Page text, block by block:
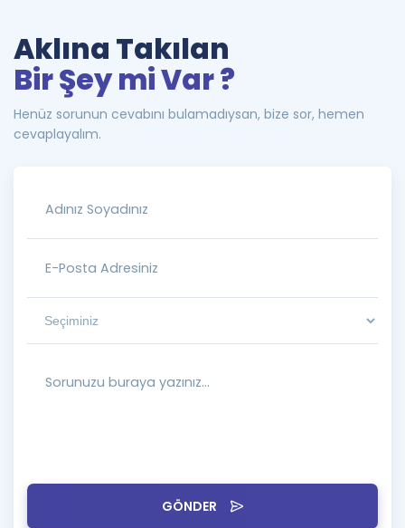
GÖNDER
Aklına Takılan
Bir Şey mi Var ?
Henüz sorunun cevabını bulamadıysan, bize sor, hemen
cevaplayalım.